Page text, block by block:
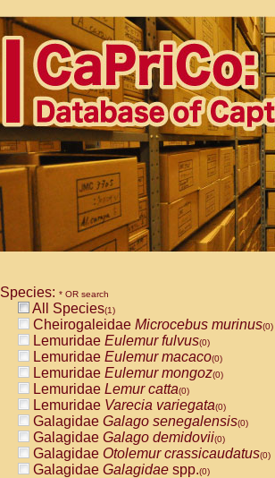
Species: * OR search
All Species(1)
Cheirogaleidae Microcebus murinus(0)
Lemuridae Eulemur fulvus(0)
Lemuridae Eulemur macaco(0)
Lemuridae Eulemur mongoz(0)
Lemuridae Lemur catta(0)
Lemuridae Varecia variegata(0)
Galagidae Galago senegalensis(0)
Galagidae Galago demidovii(0)
Galagidae Otolemur crassicaudatus(0)
Galagidae Galagidae spp.(0)